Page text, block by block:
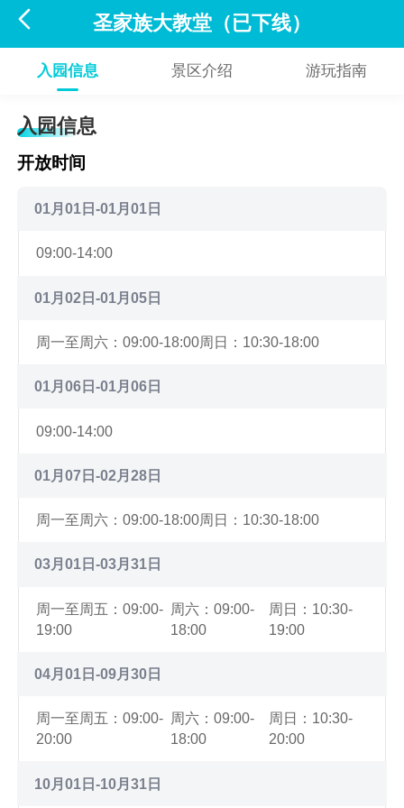
 圣家族大教堂（已下线）
入园信息 景区介绍 游玩指南
入园信息
开放时间
01月01日-01月01日
09:00-14:00
01月02日-01月05日
周一至周六：09:00-18:00周日：10:30-18:00
01月06日-01月06日
09:00-14:00
01月07日-02月28日
周一至周六：09:00-18:00周日：10:30-18:00
03月01日-03月31日
周一至周五：09:00-
19:00
周六：09:00-
18:00
周日：10:30-
19:00
04月01日-09月30日
周一至周五：09:00-
20:00
周六：09:00-
18:00
周日：10:30-
20:00
10月01日-10月31日